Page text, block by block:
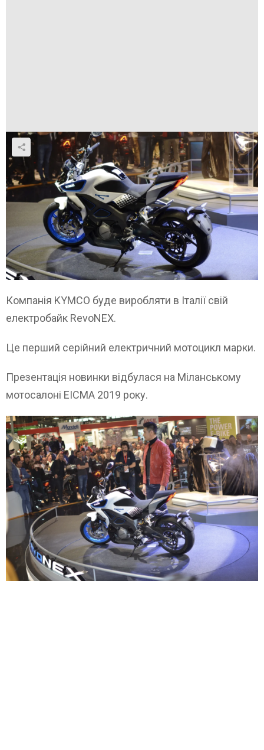
Компанія KYMCO буде виробляти в Італії свій
електробайк RevoNEX.
Це перший серійний електричний мотоцикл марки.
Презентація новинки відбулася на Міланському
мотосалоні EICMA 2019 року.